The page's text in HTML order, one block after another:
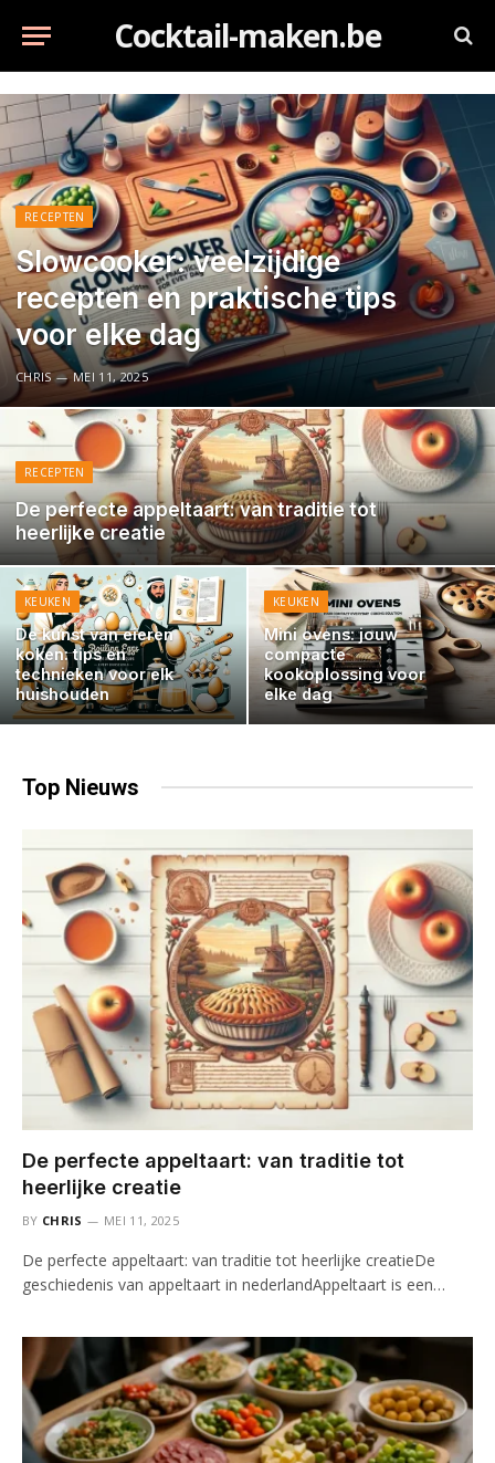
Cocktail-maken.be
RECEPTEN
Slowcooker: veelzijdige
recepten en praktische tips
voor elke dag
CHRIS MEI 11, 2025
RECEPTEN
De perfecte appeltaart: van traditie tot
heerlijke creatie
KEUKEN
De kunst van eieren
koken: tips en
technieken voor elk
huishouden
KEUKEN
Mini ovens: jouw
compacte
kookoplossing voor
elke dag
Top Nieuws
De perfecte appeltaart: van traditie tot
heerlijke creatie
BY CHRIS MEI 11, 2025
De perfecte appeltaart: van traditie tot heerlijke creatieDe
geschiedenis van appeltaart in nederlandAppeltaart is een…